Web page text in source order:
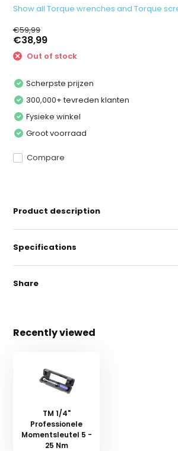
Show all Torque wrenches and Torque
€59,99
€38,99
Out of stock
Scherpste prijzen
300,000+ tevreden klanten
Fysieke winkel
Groot voorraad
Compare
Product description
Specifications
Share
Recently viewed
TM 1/4"
Professionele
Momentsleutel 5 -
25 Nm